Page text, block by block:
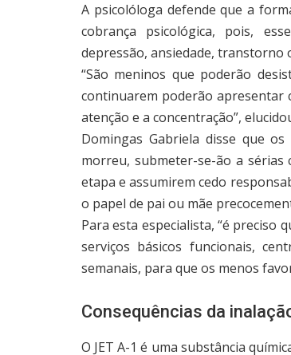
A psicolóloga defende que a
cobrança psicológica, pois,
depressão, ansiedade, transtorno
“São meninos que poderão
continuarem poderão apresentar
atenção e a concentração”,
Domingas Gabriela disse que
morreu, submeter-se-ão a sérias
etapa e assumirem cedo
o papel de pai ou mãe
Para esta especialista, “é preciso
serviços básicos funcionais,
semanais, para que os menos
Consequências da
O JET A-1 é uma substância